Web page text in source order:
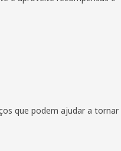
que podem ajudar a tornar